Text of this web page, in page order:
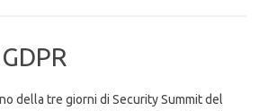
della tre giorni di Security Summit del